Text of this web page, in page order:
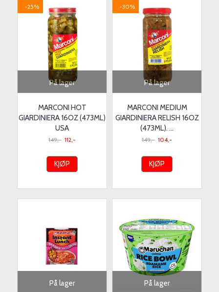
På lager
-25%
MARCONI HOT
GIARDINIERA 16OZ (473ML)
USA
149,- 112,-
KJØP
På lager
-30%
MARCONI MEDIUM
GIARDINIERA RELISH 16OZ
(473ML). ...
149,- 104,-
KJØP
På lager På lager